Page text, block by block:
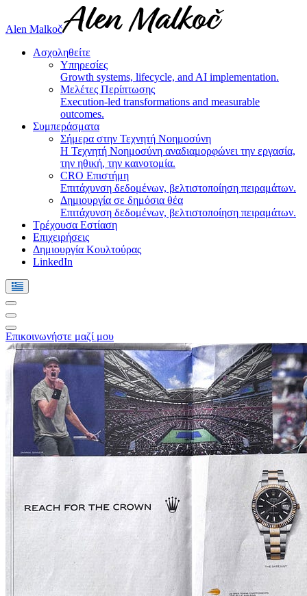
Alen Malkoč
Ασχοληθείτε
Υπηρεσίες
Growth systems, lifecycle, and AI implementation.
Μελέτες Περίπτωσης
Execution-led transformations and measurable
outcomes.
Συμπεράσματα
Σήμερα στην Τεχνητή Νοημοσύνη
Η Τεχνητή Νοημοσύνη αναδιαμορφώνει την εργασία,
την ηθική, την καινοτομία.
CRO Επιστήμη
Επιτάχυνση δεδομένων, βελτιστοποίηση πειραμάτων.
Δημιουργία σε δημόσια θέα
Επιτάχυνση δεδομένων, βελτιστοποίηση πειραμάτων.
Τρέχουσα Εστίαση
Επιχειρήσεις
Δημιουργία Κουλτούρας
LinkedIn
Επικοινωνήστε μαζί μου